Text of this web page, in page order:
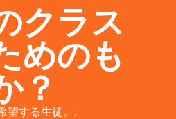
クラス
めのも
？
望する生徒。.